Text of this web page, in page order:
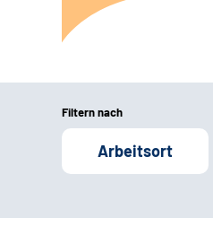
Filtern nach
Arbeitsort